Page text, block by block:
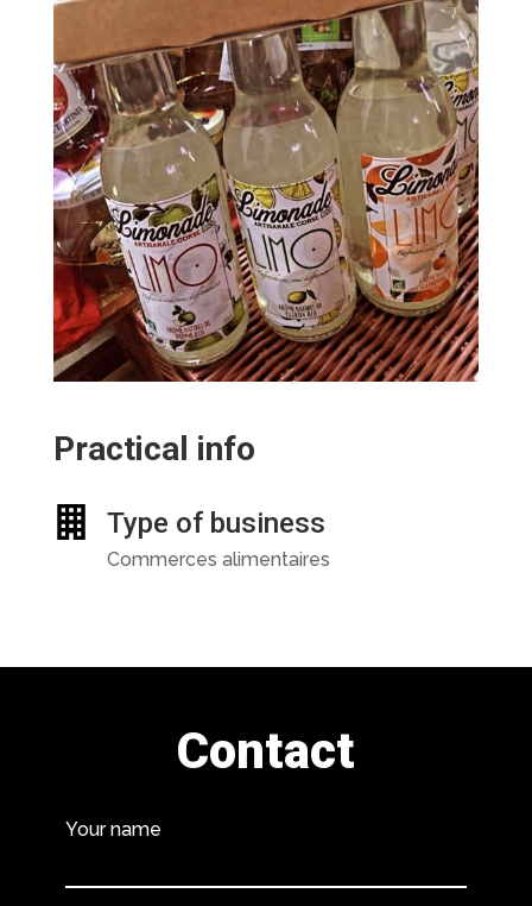
Practical info
Type of business
Commerces alimentaires
Contact
Your name